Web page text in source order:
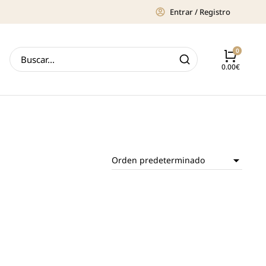
Entrar / Registro
0.00€